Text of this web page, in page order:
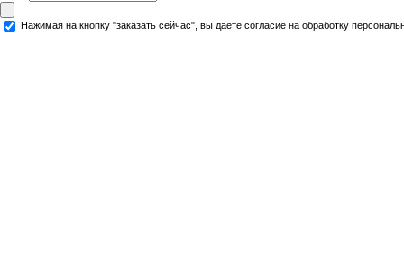
Нажимая на кнопку "заказать сейчас", вы даёте согласие на обработку